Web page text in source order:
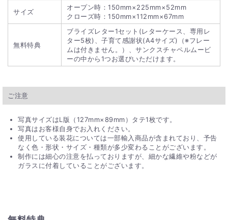
サイズ
オープン時：150mm×225mm×52mm
クローズ時：150mm×112mm×67mm
無料特典
ブライズレター1セット(レターケース、専用レ
ター5枚)、子育て感謝状(A4サイズ)（※フレー
ムは付きません。）、サンクスチャペルムービ
ーの中から1つお選びいただけます。
ご注意
写真サイズはL版（127mm×89mm）タテ1枚です。
写真はお客様自身でお入れください。
使用している装花については一部輸入商品が含まれており、予告
なく色・形状・サイズ・種類が多少変わることがございます。
制作には細心の注意を払っておりますが、細かな繊維や粉などが
ガラスに付着していることがございます。